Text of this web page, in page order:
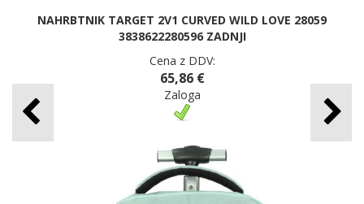
NAHRBTNIK TARGET 2V1 CURVED WILD LOVE 28059
3838622280596 ZADNJI
Cena z DDV:
65,86 €
Zaloga